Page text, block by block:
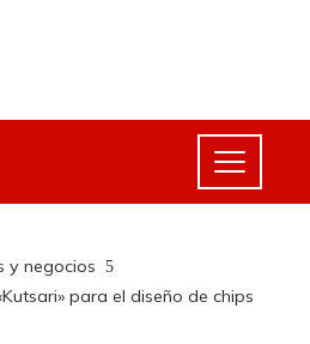
y negocios
para el diseño de chips